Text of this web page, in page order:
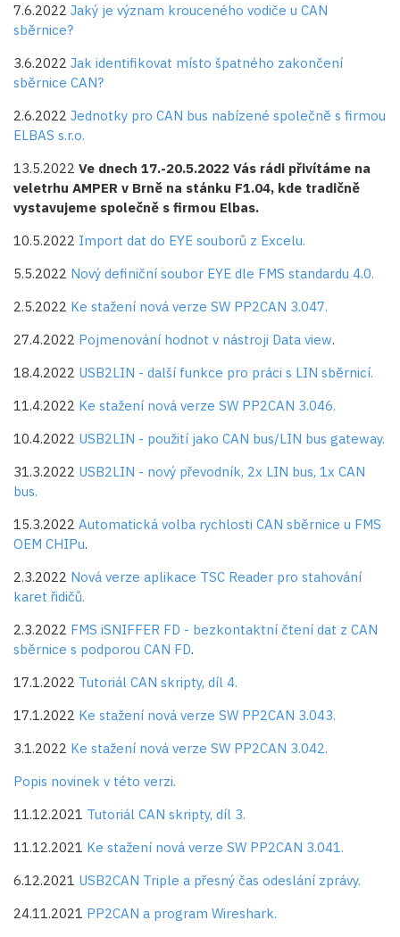
7.6.2022 Jaký je význam krouceného vodiče u CAN
sběrnice?
3.6.2022 Jak identifikovat místo špatného zakončení
sběrnice CAN?
2.6.2022 Jednotky pro CAN bus nabízené společně s firmou
ELBAS s.r.o.
13.5.2022 Ve dnech 17.-20.5.2022 Vás rádi přivítáme na
veletrhu AMPER v Brně na stánku F1.04, kde tradičně
vystavujeme společně s firmou Elbas.
10.5.2022 Import dat do EYE souborů z Excelu.
5.5.2022 Nový definiční soubor EYE dle FMS standardu 4.0.
2.5.2022 Ke stažení nová verze SW PP2CAN 3.047.
27.4.2022 Pojmenování hodnot v nástroji Data view.
18.4.2022 USB2LIN - další funkce pro práci s LIN sběrnicí.
11.4.2022 Ke stažení nová verze SW PP2CAN 3.046.
10.4.2022 USB2LIN - použití jako CAN bus/LIN bus gateway.
31.3.2022 USB2LIN - nový převodník, 2x LIN bus, 1x CAN
bus.
15.3.2022 Automatická volba rychlosti CAN sběrnice u FMS
OEM CHIPu.
2.3.2022 Nová verze aplikace TSC Reader pro stahování
karet řidičů.
2.3.2022 FMS iSNIFFER FD - bezkontaktní čtení dat z CAN
sběrnice s podporou CAN FD.
17.1.2022 Tutoriál CAN skripty, díl 4.
17.1.2022 Ke stažení nová verze SW PP2CAN 3.043.
3.1.2022 Ke stažení nová verze SW PP2CAN 3.042.
Popis novinek v této verzi.
11.12.2021 Tutoriál CAN skripty, díl 3.
11.12.2021 Ke stažení nová verze SW PP2CAN 3.041.
6.12.2021 USB2CAN Triple a přesný čas odeslání zprávy.
24.11.2021 PP2CAN a program Wireshark.